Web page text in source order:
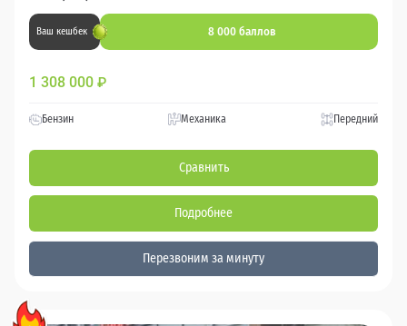
Ваш кешбек 8 000 баллов
1 308 000 ₽
Бензин Механика Передний
Сравнить
Подробнее
Перезвоним за минуту